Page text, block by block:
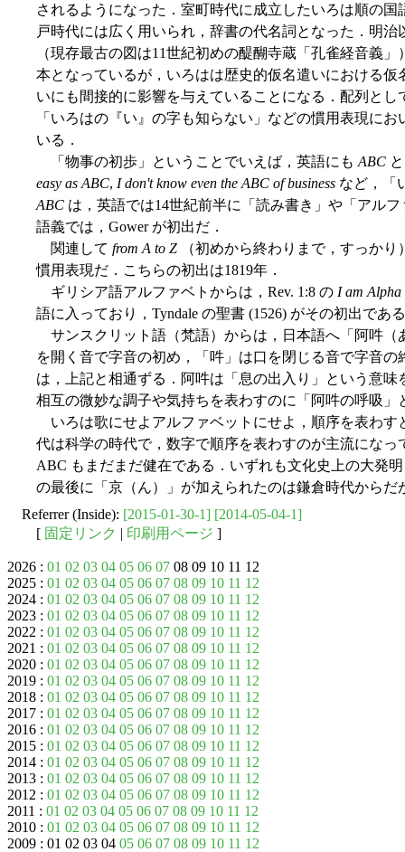
されるようになった．室町時代に成立したいろは順の
戸時代には広く用いられ，辞書の代名詞となった．明
（現存最古の図は11世紀初めの醍醐寺蔵「孔雀経音義
本となっているが，いろはは歴史的仮名遣いにおける
いにも間接的に影響を与えていることになる．配列と
「いろはの『い』の字も知らない」などの慣用表現に
いる．
「物事の初歩」ということでいえば，英語にも ABC
easy as ABC, I don't know even the ABC of business など，「
ABC は，英語では14世紀前半に「読み書き」や「アル
語義では，Gower が初出だ．
関連して from A to Z （初めから終わりまで，すっか
慣用表現だ．こちらの初出は1819年．
ギリシア語アルファベトからは，Rev. 1:8 の I am Alpha
語に入っており，Tyndale の聖書 (1526) がその初出であ
サンスクリット語（梵語）からは，日本語へ「阿吽（
を開く音で字音の初め，「吽」は口を閉じる音で字音
は，上記と相通ずる．阿吽は「息の出入り」という意
相互の微妙な調子や気持ちを表わすのに「阿吽の呼吸」
いろは歌にせよアルファベットにせよ，順序を表わす
代は科学の時代で，数字で順序を表わすのが主流にな
ABC もまだまだ健在である．いずれも文化史上の大発
の最後に「京（ん）」が加えられたのは鎌倉時代から
Referrer (Inside): [2015-01-30-1] [2014-05-04-1]
[ 固定リンク | 印刷用ページ ]
2026 : 01 02 03 04 05 06 07 08 09 10 11 12
2025 : 01 02 03 04 05 06 07 08 09 10 11 12
2024 : 01 02 03 04 05 06 07 08 09 10 11 12
2023 : 01 02 03 04 05 06 07 08 09 10 11 12
2022 : 01 02 03 04 05 06 07 08 09 10 11 12
2021 : 01 02 03 04 05 06 07 08 09 10 11 12
2020 : 01 02 03 04 05 06 07 08 09 10 11 12
2019 : 01 02 03 04 05 06 07 08 09 10 11 12
2018 : 01 02 03 04 05 06 07 08 09 10 11 12
2017 : 01 02 03 04 05 06 07 08 09 10 11 12
2016 : 01 02 03 04 05 06 07 08 09 10 11 12
2015 : 01 02 03 04 05 06 07 08 09 10 11 12
2014 : 01 02 03 04 05 06 07 08 09 10 11 12
2013 : 01 02 03 04 05 06 07 08 09 10 11 12
2012 : 01 02 03 04 05 06 07 08 09 10 11 12
2011 : 01 02 03 04 05 06 07 08 09 10 11 12
2010 : 01 02 03 04 05 06 07 08 09 10 11 12
2009 : 01 02 03 04 05 06 07 08 09 10 11 12